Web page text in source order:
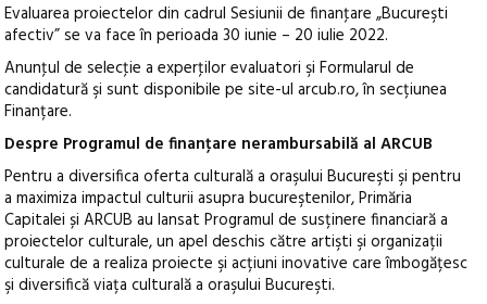
Evaluarea proiectelor din cadrul Sesiunii de finanţare „Bucureşti
afectiv” se va face în perioada 30 iunie – 20 iulie 2022.
Anunţul de selecţie a experţilor evaluatori şi Formularul de
candidatură şi sunt disponibile pe site-ul arcub.ro, în secțiunea
Finanțare.
Despre Programul de finanţare nerambursabilă al ARCUB
Pentru a diversifica oferta culturală a oraşului Bucureşti şi pentru
a maximiza impactul culturii asupra bucureştenilor, Primăria
Capitalei și ARCUB au lansat Programul de susținere financiară a
proiectelor culturale, un apel deschis către artişti şi organizații
culturale de a realiza proiecte şi acțiuni inovative care îmbogățesc
şi diversifică viața culturală a oraşului Bucureşti.